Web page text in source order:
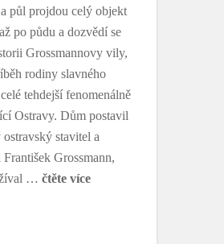
půl projdou celý objekt
po půdu a dozvědí se
Grossmannovy vily,
rodiny slavného
tehdejší fenomenálně
Ostravy. Dům postavil
stavitel a
Grossmann,
… čtěte více